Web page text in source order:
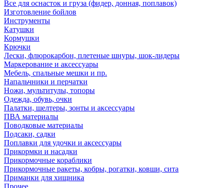
Все для оснасток и груза (фидер, донная, поплавок)
Изготовление бойлов
Инструменты
Катушки
Кормушки
Крючки
Лески, флюрокарбон, плетеные шнуры, шок-лидеры
Маркерование и аксессуары
Мебель, спальные мешки и пр.
Напальчники и перчатки
Ножи, мультитулы, топоры
Одежда, обувь, очки
Палатки, шелтеры, зонты и аксессуары
ПВА материалы
Поводковые материалы
Подсаки, садки
Поплавки для удочки и аксессуары
Прикормки и насадки
Прикормочные кораблики
Прикормочные ракеты, кобры, рогатки, ковши, сита
Приманки для хищника
Прочее